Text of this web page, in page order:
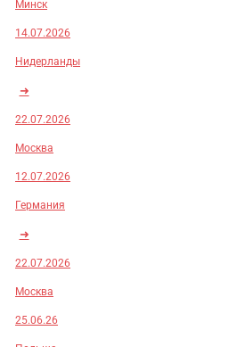
Минск
14.07.2026
Нидерланды
➜
22.07.2026
Москва
12.07.2026
Германия
➜
22.07.2026
Москва
25.06.26